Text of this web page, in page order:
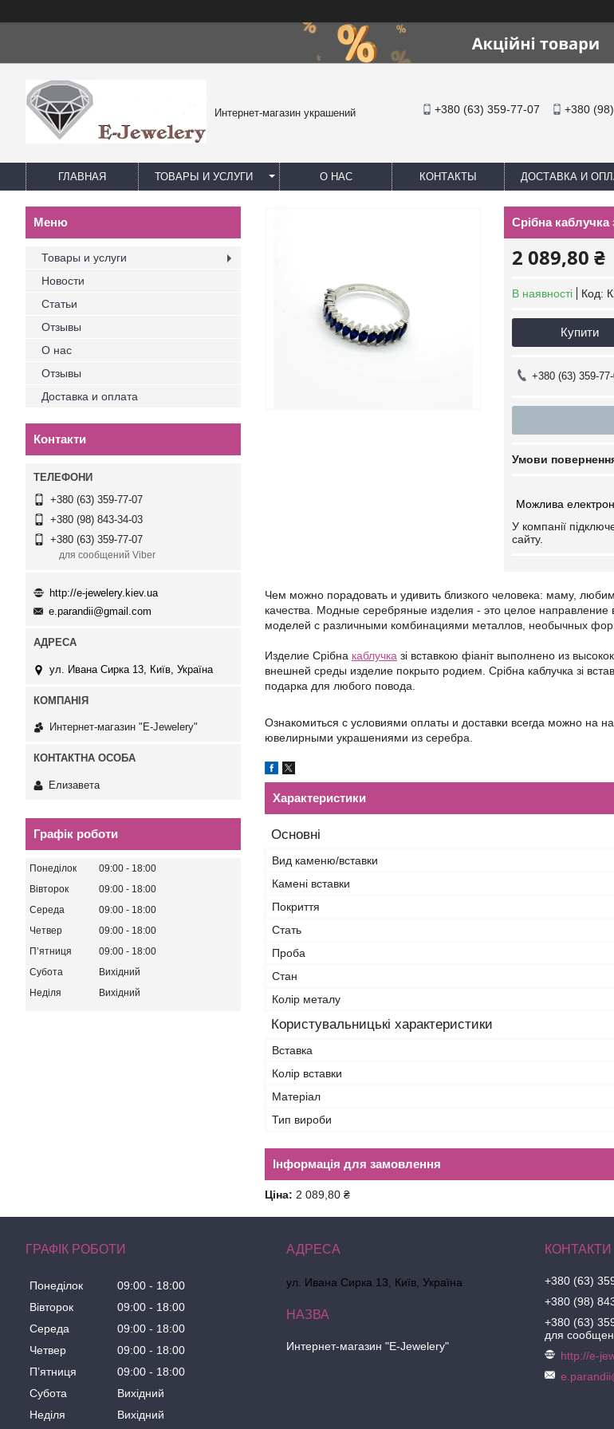
Интернет-магазин украшений +380 (63) 359-77-07 +380
ГЛАВНАЯ ТОВАРЫ И УСЛУГИ О НАС КОНТАКТЫ ДОСТАВКА И
Срібна каблучка
2 089,80 ₴
В наявності Код:
Купити
+380 (63) 359-
У компанії
сайту.
Чем можно порадовать и удивить близкого человека: маму,
качества. Модные серебряные изделия - это целое
моделей с различными комбинациями металлов, необычных
Изделие Срібна каблучка зі вставкою фіаніт выполнено из
внешней среды изделие покрыто родием. Срібна каблучка зі
подарка для любого повода.
Ознакомиться с условиями оплаты и доставки всегда можно
ювелирными украшениями из серебра.
Характеристики
Основні
Вид каменю/вставки
Камені вставки
Покриття
Стать
Проба
Стан
Колір металу
Користувальницькі характеристики
Вставка
Колір вставки
Матеріал
Тип вироби
Інформація для замовлення
Ціна: 2 089,80 ₴
Товары и услуги
Новости
Статьи
Отзывы
О нас
Отзывы
Доставка и оплата
Контакти
+380 (63) 359-77-07
+380 (98) 843-34-03
+380 (63) 359-77-07
для сообщений Viber
http://e-jewelery.kiev.ua
e.parandii@gmail.com
ул. Ивана Сирка 13, Київ, Україна
Интернет-магазин "E-Jewelery"
Елизавета
Графік роботи
Понеділок 09:00
18:00
Вівторок
09:00
18:00
Середа
09:00
18:00
Четвер
09:00
18:00
Пʼятниця
09:00
18:00
Субота
Вихідний
Неділя
Вихідний
ГРАФІК РОБОТИ
Понеділок 09:00
18:00
Вівторок
09:00
18:00
Середа
09:00
18:00
Четвер
09:00
18:00
Пʼятниця
09:00
18:00
Субота
Вихідний
Неділя
Вихідний
ул. Ивана Сирка 13, Київ, Україна
Интернет-магазин "E-Jewelery"
+380 (63)
+380 (98)
+380 (63)
для
http://e-